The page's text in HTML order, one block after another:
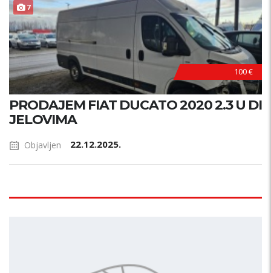
7
100 €
PRODAJEM FIAT DUCATO 2020 2.3 U DI
JELOVIMA
Objavljen 22.12.2025.